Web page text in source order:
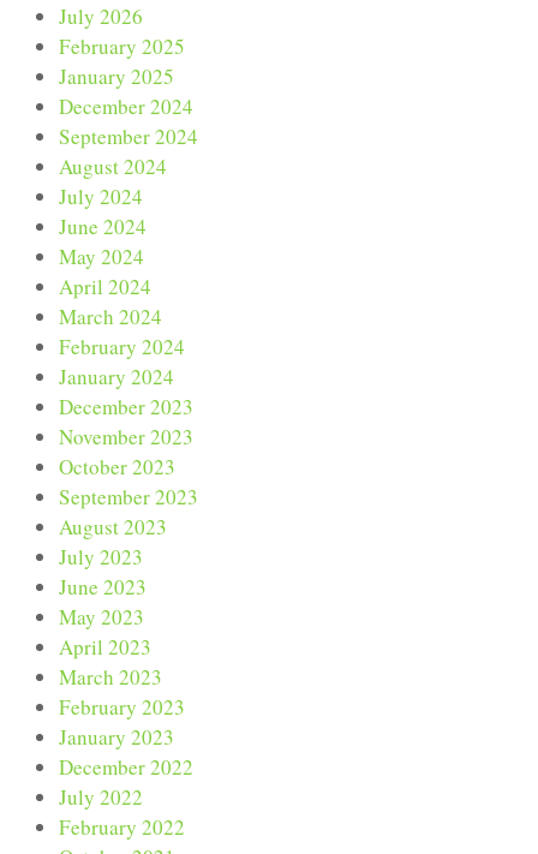
July 2026
February 2025
January 2025
December 2024
September 2024
August 2024
July 2024
June 2024
May 2024
April 2024
March 2024
February 2024
January 2024
December 2023
November 2023
October 2023
September 2023
August 2023
July 2023
June 2023
May 2023
April 2023
March 2023
February 2023
January 2023
December 2022
July 2022
February 2022